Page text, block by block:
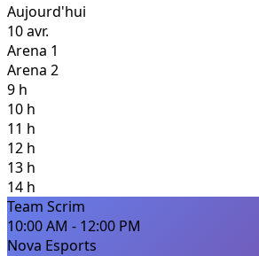
Aujourd'hui
10 avr.
Arena 1
Arena 2
9 h
10 h
11 h
12 h
13 h
14 h
Team Scrim
10:00 AM - 12:00 PM
Nova Esports